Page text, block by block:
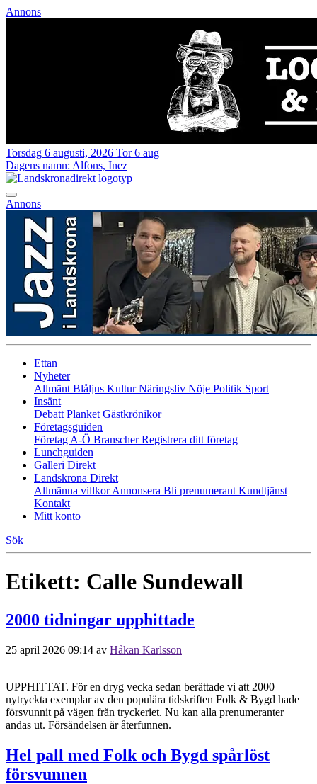
Annons
Torsdag 6 augusti, 2026 Tor 6 aug
Dagens namn: Alfons, Inez
Annons
Ettan
Nyheter
Allmänt Blåljus KulturNäringsliv Nöje Politik Sport
Insänt
Debatt Planket Gästkrönikor
Företagsguiden
Företag A-Ö BranscherRegistrera ditt företag
Lunchguiden
Galleri Direkt
Landskrona Direkt
Allmänna villkorAnnonsera Bli prenumerant Kundtjänst
Kontakt
Mitt konto
Sök
Etikett: Calle Sundewall
2000 tidningar upphittade
25 april 2026 09:14 av Håkan Karlsson
UPPHITTAT. För en dryg vecka sedan berättade vi att 2000
nytryckta exemplar av den populära tidskriften Folk & Bygd hade
försvunnit på vägen från tryckeriet. Nu kan alla prenumeranter
andas ut. Försändelsen är återfunnen.
Hel pall med Folk och Bygd spårlöst
försvunnen